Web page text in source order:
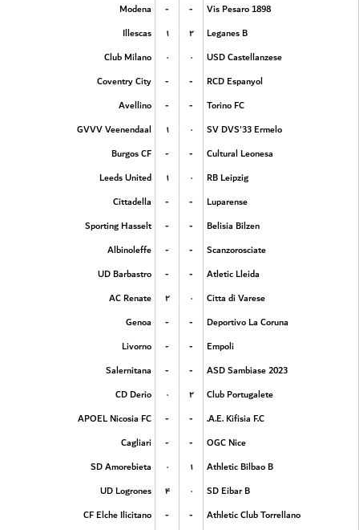
Modena
- -
Vis Pesaro 1898
Illescas
۱ ۲
Leganes B
Club Milano
۰ ۰
USD Castellanzese
Coventry City
- -
RCD Espanyol
Avellino
- -
Torino FC
GVVV Veenendaal
۱ ۰
SV DVS'33 Ermelo
Burgos CF
- -
Cultural Leonesa
Leeds United
۱ ۰
RB Leipzig
Cittadella
- -
Luparense
Sporting Hasselt
- -
Belisia Bilzen
Albinoleffe
- -
Scanzorosciate
UD Barbastro
- -
Atletic Lleida
AC Renate
۲ ۰
Citta di Varese
Genoa
- -
Deportivo La Coruna
Livorno
- -
Empoli
Salernitana
- -
ASD Sambiase 2023
CD Derio
۰ ۲
Club Portugalete
APOEL Nicosia FC
- -
A.E. Kifisia F.C.
Cagliari
- -
OGC Nice
SD Amorebieta
۰ ۱
Athletic Bilbao B
UD Logrones
۴ ۰
SD Eibar B
CF Elche Ilicitano
- -
Athletic Club Torrellano